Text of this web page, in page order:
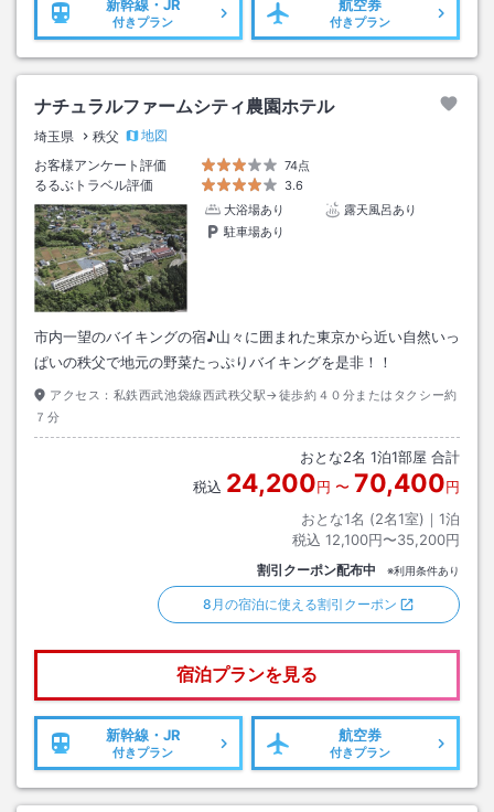
新幹線・JR
付きプラン
航空券
付きプラン
ナチュラルファームシティ農園ホテル
埼玉県 秩父
地図
お客様アンケート評価
74点
るるぶトラベル評価
3.6
大浴場あり
露天風呂あり
駐車場あり
市内一望のバイキングの宿♪山々に囲まれた東京から近い自然いっ
ぱいの秩父で地元の野菜たっぷりバイキングを是非！！
アクセス： 私鉄西武池袋線西武秩父駅→徒歩約４０分またはタクシー約
７分
おとな2名 1泊1部屋 合計
税込 24,200円 〜 70,400円
おとな1名 (2名1室)｜ 1泊
税込 12,100円〜35,200円
割引クーポン配布中 ※利用条件あり
8月の宿泊に使える割引クーポン
宿泊プランを見る
新幹線・JR
付きプラン
航空券
付きプラン